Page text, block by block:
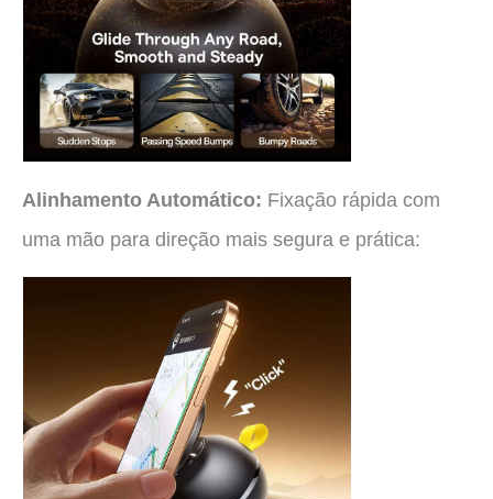
Alinhamento Automático: Fixação rápida com
uma mão para direção mais segura e prática: